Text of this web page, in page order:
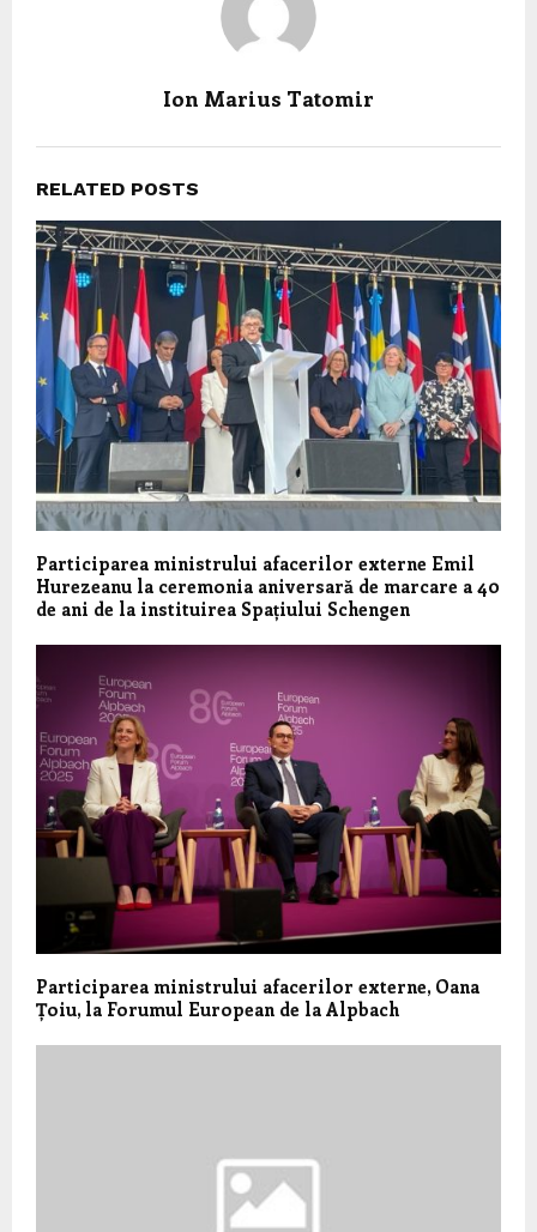
Ion Marius Tatomir
RELATED POSTS
Participarea ministrului afacerilor externe Emil
Hurezeanu la ceremonia aniversară de marcare a 40
de ani de la instituirea Spațiului Schengen
Participarea ministrului afacerilor externe, Oana
Țoiu, la Forumul European de la Alpbach